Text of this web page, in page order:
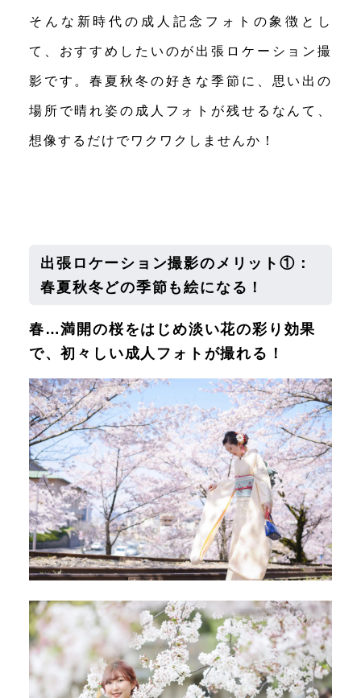
そんな新時代の成人記念フォトの象徴とし
て、おすすめしたいのが出張ロケーション撮
影です。春夏秋冬の好きな季節に、思い出の
場所で晴れ姿の成人フォトが残せるなんて、
想像するだけでワクワクしませんか！
出張ロケーション撮影のメリット①：
春夏秋冬どの季節も絵になる！
春…満開の桜をはじめ淡い花の彩り効果
で、初々しい成人フォトが撮れる！